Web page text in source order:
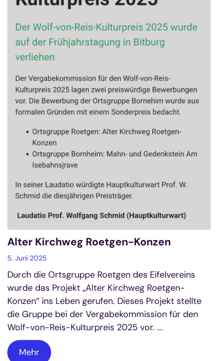
Alter Kirchweg Roetgen-Konzen
5. Juni 2025
Durch die Ortsgruppe Roetgen des Eifelvereins
wurde das Projekt „Alter Kirchweg Roetgen-
Konzen“ ins Leben gerufen. Dieses Projekt stellte
die Gruppe bei der Vergabekommission für den
Wolf-von-Reis-Kulturpreis 2025 vor. ...
Mehr